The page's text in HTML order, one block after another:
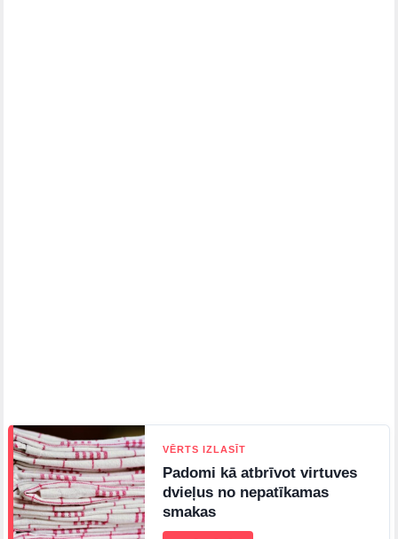
VĒRTS IZLASĪT
Padomi kā atbrīvot virtuves
dvieļus no nepatīkamas
smakas